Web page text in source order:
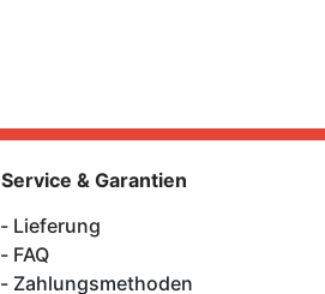
Service & Garantien
Lieferung
FAQ
Zahlungsmethoden